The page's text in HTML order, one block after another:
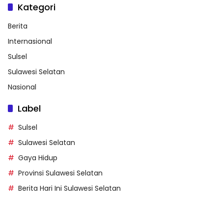
Kategori
Berita
Internasional
Sulsel
Sulawesi Selatan
Nasional
Label
Sulsel
Sulawesi Selatan
Gaya Hidup
Provinsi Sulawesi Selatan
Berita Hari Ini Sulawesi Selatan